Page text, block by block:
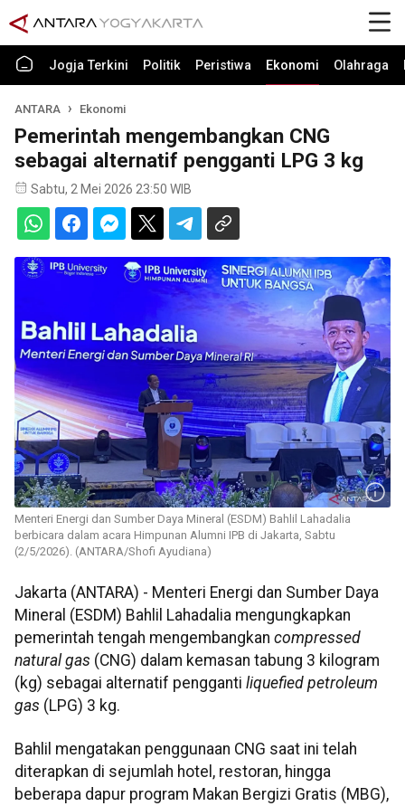
Jogja Terkini Politik Peristiwa Ekonomi Olahraga
ANTARA Ekonomi
Pemerintah mengembangkan CNG
sebagai alternatif pengganti LPG 3 kg
Sabtu, 2 Mei 2026 23:50 WIB
Menteri Energi dan Sumber Daya Mineral (ESDM) Bahlil Lahadalia
berbicara dalam acara Himpunan Alumni IPB di Jakarta, Sabtu
(2/5/2026). (ANTARA/Shofi Ayudiana)
Jakarta (ANTARA) - Menteri Energi dan Sumber Daya
Mineral (ESDM) Bahlil Lahadalia mengungkapkan
pemerintah tengah mengembangkan compressed
natural gas (CNG) dalam kemasan tabung 3 kilogram
(kg) sebagai alternatif pengganti liquefied petroleum
gas (LPG) 3 kg.
Bahlil mengatakan penggunaan CNG saat ini telah
diterapkan di sejumlah hotel, restoran, hingga
beberapa dapur program Makan Bergizi Gratis (MBG),